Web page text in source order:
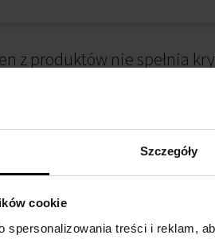
Szczegóły
cookie
spersonalizowania treści i reklam,
z produktów nie spełnia